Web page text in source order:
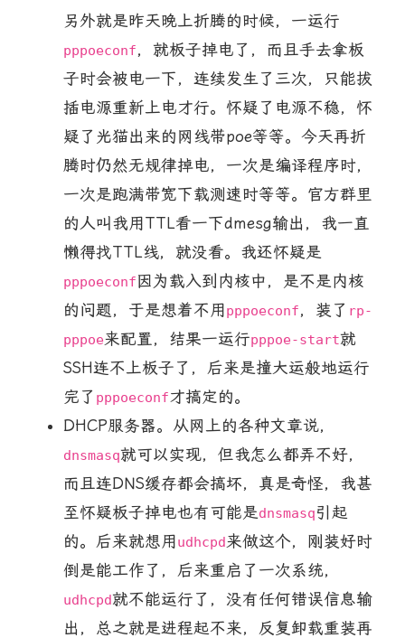
另外就是昨天晚上折腾的时候，一运行
pppoeconf，就板子掉电了，而且手去拿板
子时会被电一下，连续发生了三次，只能拔
插电源重新上电才行。怀疑了电源不稳，怀
疑了光猫出来的网线带poe等等。今天再折
腾时仍然无规律掉电，一次是编译程序时，
一次是跑满带宽下载测速时等等。官方群里
的人叫我用TTL看一下dmesg输出，我一直
懒得找TTL线，就没看。我还怀疑是
pppoeconf因为载入到内核中，是不是内核
的问题，于是想着不用 pppoeconf，装了 rp-
pppoe来配置，结果一运行pppoe-start就
SSH连不上板子了，后来是撞大运般地运行
完了 pppoeconf才搞定的。
DHCP服务器。从网上的各种文章说，
dnsmasq就可以实现，但我怎么都弄不好，
而且连DNS缓存都会搞坏，真是奇怪，我甚
至怀疑板子掉电也有可能是dnsmasq引起
的。后来就想用 udhcpd来做这个，刚装好时
倒是能工作了，后来重启了一次系统，
udhcpd就不能运行了，没有任何错误信息输
出，总之就是进程起不来，反复卸载重装再